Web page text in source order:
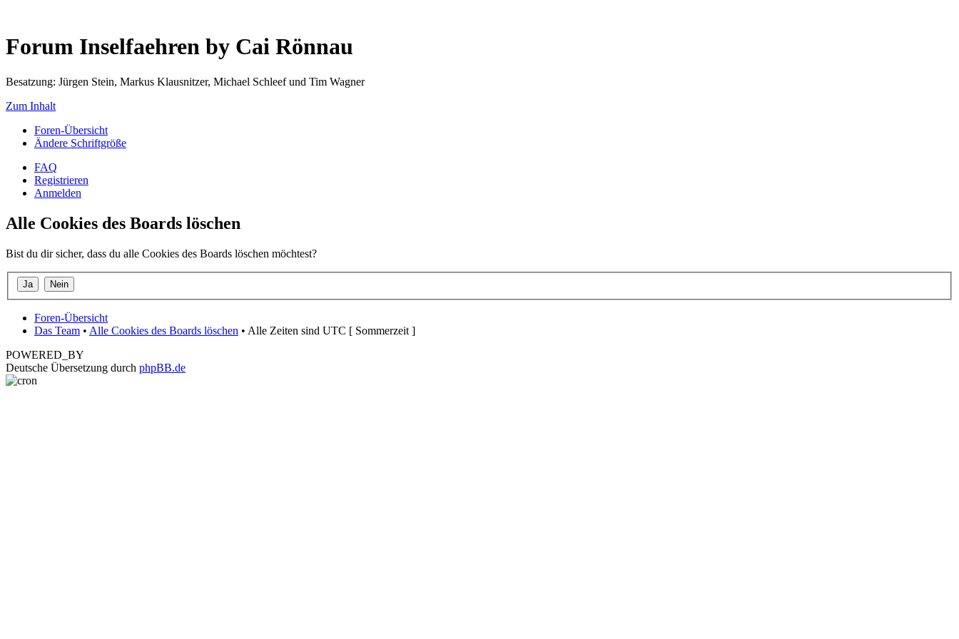
Forum Inselfaehren by Cai Rönnau
Besatzung: Jürgen Stein, Markus Klausnitzer, Michael Schleef und Tim Wagner
Zum Inhalt
Foren-Übersicht
Ändere Schriftgröße
FAQ
Registrieren
Anmelden
Alle Cookies des Boards löschen
Bist du dir sicher, dass du alle Cookies des Boards löschen möchtest?
Foren-Übersicht
Das Team • Alle Cookies des Boards löschen • Alle Zeiten sind UTC [ Sommerzeit ]
POWERED_BY
Deutsche Übersetzung durch phpBB.de